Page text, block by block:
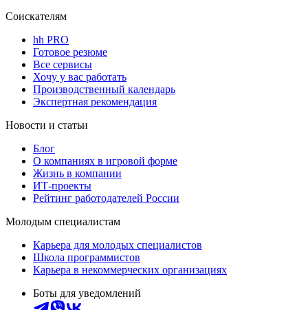
Соискателям
hh PRO
Готовое резюме
Все сервисы
Хочу у вас работать
Производственный календарь
Экспертная рекомендация
Новости и статьи
Блог
О компаниях в игровой форме
Жизнь в компании
ИТ-проекты
Рейтинг работодателей России
Молодым специалистам
Карьера для молодых специалистов
Школа программистов
Карьера в некоммерческих организациях
Боты для уведомлений